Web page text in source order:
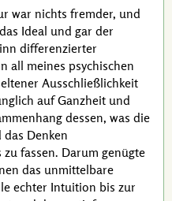
war nichts fremder, und
Ideal und gar der
differenzierter
all meines psychischen
Ausschließlichkeit
auf Ganzheit und
dessen, was die
Denken
fassen. Darum genügte
das unmittelbare
echter Intuition bis zur